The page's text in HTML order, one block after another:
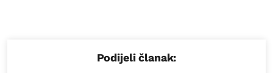
Podijeli članak: